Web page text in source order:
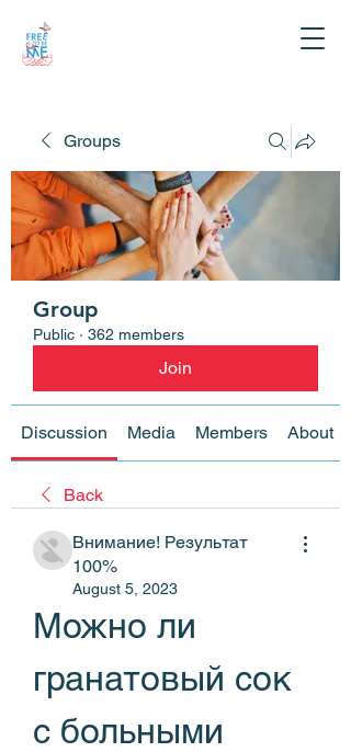
Groups
Group
Public · 362 members
Join
Discussion Media Members About
Back
Внимание! Результат
100%
August 5, 2023
Можно ли
гранатовый сок
с больными